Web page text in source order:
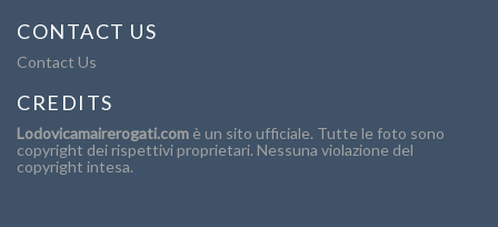
CONTACT US
Contact Us
CREDITS
Lodovicamairerogati.com è un sito ufficiale. Tutte le foto sono
copyright dei rispettivi proprietari. Nessuna violazione del
copyright intesa.